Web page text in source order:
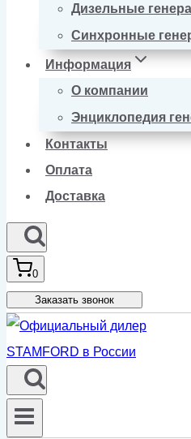
Дизельные
Синхронные
Информация
О компании
Энциклопедия
Контакты
Оплата
Доставка
0
Заказать звонок